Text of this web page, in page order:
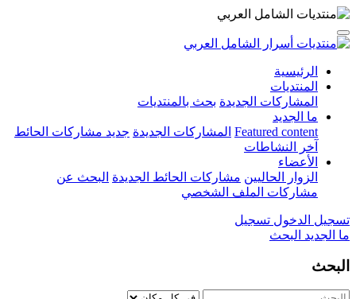
الرئيسية
المنتديات
المشاركات الجديدة بحث بالمنتديات
ما الجديد
Featured content المشاركات الجديدة جديد مشاركات الحائط
آخر النشاطات
الأعضاء
الزوار الحاليين مشاركات الحائط الجديدة البحث عن
مشاركات الملف الشخصي
تسجيل الدخول تسجيل
ما الجديد البحث
البحث